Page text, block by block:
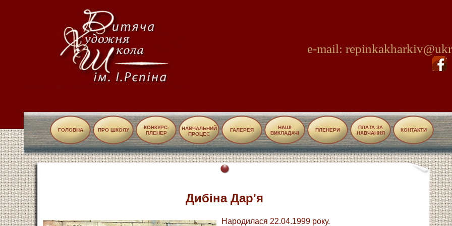
e-mail:
ГОЛОВНА ПРО ШКОЛУ
КОНКУРС-
ПЛЕНЕР
НАВЧАЛЬНИЙ
ПРОЦЕС
ГАЛЕРЕЯ
НАШІ
ВИКЛАДАЧІ
ПЛЕНЕРИ
ПЛАТА ЗА
НАВЧАННЯ
КОНТАКТИ
Дибіна Дар'я
Народилася 22.04.1999 року.